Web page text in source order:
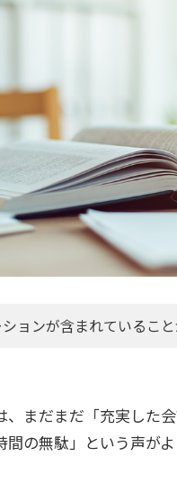
ョンが含まれていること
、まだまだ「充実した
の無駄」という声がよ